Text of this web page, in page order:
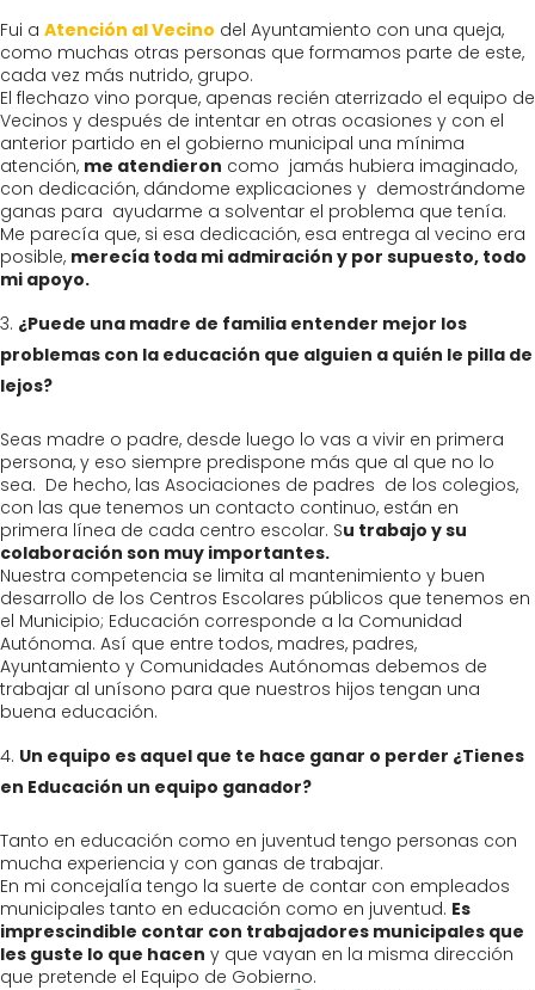
Fui a Atención al Vecino del Ayuntamiento con una queja,
como muchas otras personas que formamos parte de este,
cada vez más nutrido, grupo.
El flechazo vino porque, apenas recién aterrizado el equipo de
Vecinos y después de intentar en otras ocasiones y con el
anterior partido en el gobierno municipal una mínima
atención, me atendieron como jamás hubiera imaginado,
con dedicación, dándome explicaciones y demostrándome
ganas para ayudarme a solventar el problema que tenía.
Me parecía que, si esa dedicación, esa entrega al vecino era
posible, merecía toda mi admiración y por supuesto, todo
mi apoyo.
¿Puede una madre de familia entender mejor los
problemas con la educación que alguien a quién le pilla de
lejos?
Seas madre o padre, desde luego lo vas a vivir en primera
persona, y eso siempre predispone más que al que no lo
sea. De hecho, las Asociaciones de padres de los colegios,
con las que tenemos un contacto continuo, están en
primera línea de cada centro escolar. Su trabajo y su
colaboración son muy importantes.
Nuestra competencia se limita al mantenimiento y buen
desarrollo de los Centros Escolares públicos que tenemos en
el Municipio; Educación corresponde a la Comunidad
Autónoma. Así que entre todos, madres, padres,
Ayuntamiento y Comunidades Autónomas debemos de
trabajar al unísono para que nuestros hijos tengan una
buena educación.
Un equipo es aquel que te hace ganar o perder ¿Tienes
en Educación un equipo ganador?
Tanto en educación como en juventud tengo personas con
mucha experiencia y con ganas de trabajar.
En mi concejalía tengo la suerte de contar con empleados
municipales tanto en educación como en juventud. Es
imprescindible contar con trabajadores municipales que
les guste lo que hacen y que vayan en la misma dirección
que pretende el Equipo de Gobierno.